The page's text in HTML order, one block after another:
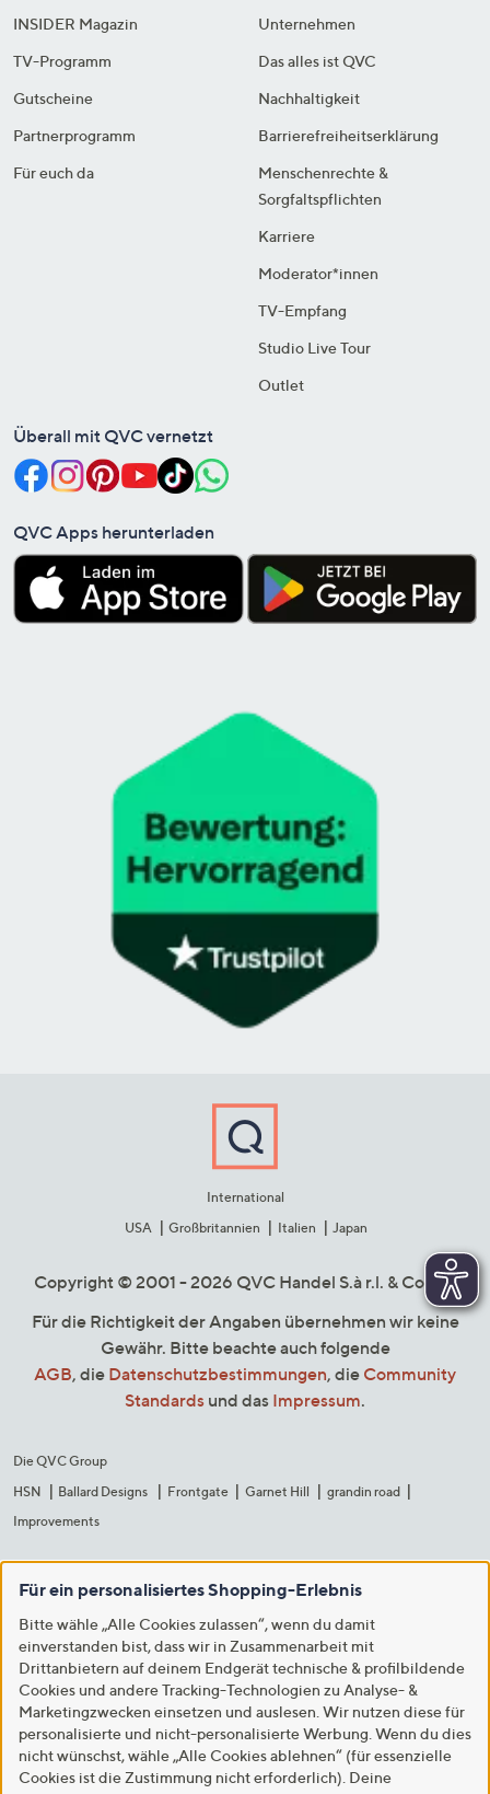
INSIDER Magazin
TV-Programm
Gutscheine
Partnerprogramm
Für euch da
Unternehmen
Das alles ist QVC
Nachhaltigkeit
Barrierefreiheitserklärung
Menschenrechte &
Sorgfaltspflichten
Karriere
Moderator*innen
TV-Empfang
Studio Live Tour
Outlet
Überall mit QVC vernetzt
QVC Apps herunterladen
International
USA
Großbritannien Italien Japan
Copyright © 2001 - 2026 QVC Handel S.à r.l. & Co. KG
Für die Richtigkeit der Angaben übernehmen wir keine
Gewähr. Bitte beachte auch folgende
AGB, die Datenschutzbestimmungen, die Community
Standards und das Impressum.
Die QVC Group
HSN
Ballard Designs Frontgate Garnet Hill
grandin road
Improvements
Für ein personalisiertes Shopping-Erlebnis
Bitte wähle „Alle Cookies zulassen“, wenn du damit
einverstanden bist, dass wir in Zusammenarbeit mit
Drittanbietern auf deinem Endgerät technische & profilbildende
Cookies und andere Tracking-Technologien zu Analyse- &
Marketingzwecken einsetzen und auslesen. Wir nutzen diese für
personalisierte und nicht-personalisierte Werbung. Wenn du dies
nicht wünschst, wähle „Alle Cookies ablehnen“ (für essenzielle
Cookies ist die Zustimmung nicht erforderlich). Deine